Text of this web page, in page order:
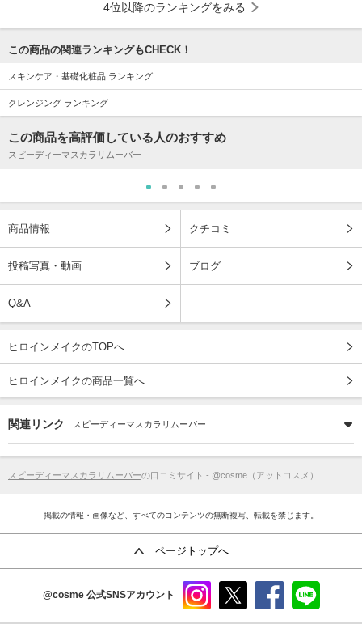
4位以降のランキングをみる
この商品の関連ランキングもCHECK！
スキンケア・基礎化粧品 ランキング
クレンジング ランキング
この商品を高評価している人のおすすめ
スピーディーマスカラリムーバー
商品情報 クチコミ
投稿写真・動画 ブログ
Q&A
ヒロインメイクのTOPへ
ヒロインメイクの商品一覧へ
関連リンク スピーディーマスカラリムーバー
スピーディーマスカラリムーバーの口コミサイト - @cosme（アットコスメ）
掲載の情報・画像など、すべてのコンテンツの無断複写、転載を禁じます。
ページトップへ
@cosme 公式SNSアカウント